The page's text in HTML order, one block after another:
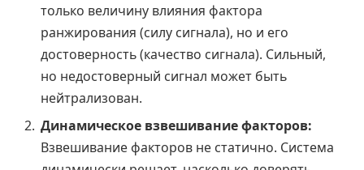
только величину влияния фактора
ранжирования (силу сигнала), но и его
достоверность (качество сигнала). Сильный,
но недостоверный сигнал может быть
нейтрализован.
Динамическое взвешивание факторов:
Взвешивание факторов не статично. Система